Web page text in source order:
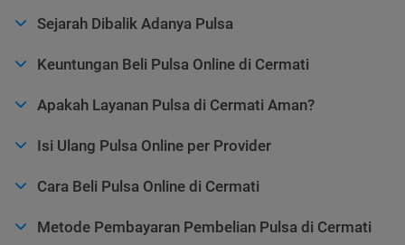
Sejarah Dibalik Adanya Pulsa
Keuntungan Beli Pulsa Online di Cermati
Apakah Layanan Pulsa di Cermati Aman?
Isi Ulang Pulsa Online per Provider
Cara Beli Pulsa Online di Cermati
Metode Pembayaran Pembelian Pulsa di Cermati